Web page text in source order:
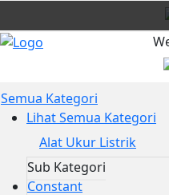
Semua Kategori
Lihat Semua Kategori
Alat Ukur Listrik
Sub Kategori
Constant